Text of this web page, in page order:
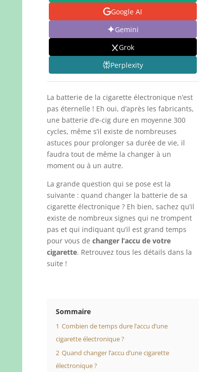
Google AI
Gemini
Grok
Perplexity
La batterie de la cigarette électronique n’est
pas éternelle ! Eh oui, d’après les fabricants,
une batterie d’e-cig dure en moyenne 300
cycles, même s’il existe de nombreuses
astuces pour prolonger sa durée de vie, il
faudra tout de même la changer à un
moment ou à un autre.
La grande question qui se pose est la
suivante : quand changer la batterie de sa
cigarette électronique ? Eh bien, sachez qu’il
existe de nombreux signes qui ne trompent
pas et qui indiquant qu’il est grand temps
pour vous de changer l’accu de votre
cigarette. Retrouvez tous les détails dans la
suite !
Sommaire
1 Combien de temps dure l’accu d’une
cigarette électronique ?
2 Quand changer l’accu d’une cigarette
électronique ?